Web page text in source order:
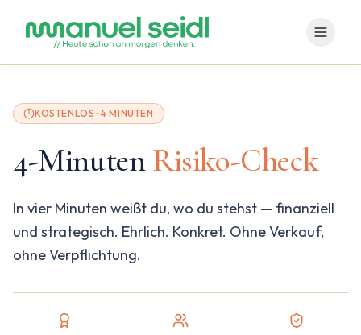
KOSTENLOS · 4 MINUTEN
4-MinutenRisiko-Check
In vier Minuten weißt du, wo du stehst — finanziell
und strategisch. Ehrlich. Konkret. Ohne Verkauf,
ohne Verpflichtung.